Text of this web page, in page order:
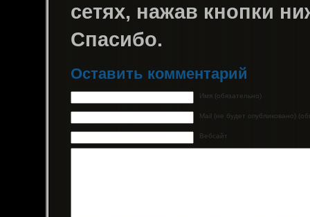
сетях, нажав кнопки
Спасибо.
Оставить комментарий
Имя (обязательно)
Mail (не будет опубликовано)
Вебсайт